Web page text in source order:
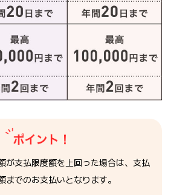
が支払限度額を上回った場合は、 支払
までのお支払いとなります。